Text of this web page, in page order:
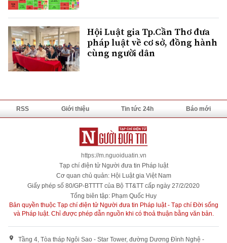
Hội Luật gia Tp.Cần Thơ đưa
pháp luật về cơ sở, đồng hành
cùng người dân
RSS Giới thiệu Tin tức 24h Báo mới
https://m.nguoiduatin.vn
Tạp chí điện tử Người đưa tin Pháp luật
Cơ quan chủ quản: Hội Luật gia Việt Nam
Giấy phép số 80/GP-BTTTT của Bộ TT&TT cấp ngày 27/2/2020
Tổng biên tập: Phạm Quốc Huy
Bản quyền thuộc Tạp chí điện tử Người đưa tin Pháp luật - Tạp chí Đời sống
và Pháp luật. Chỉ được phép dẫn nguồn khi có thoả thuận bằng văn bản.
Tầng 4, Tòa tháp Ngôi Sao - Star Tower, đường Dương Đình Nghệ -